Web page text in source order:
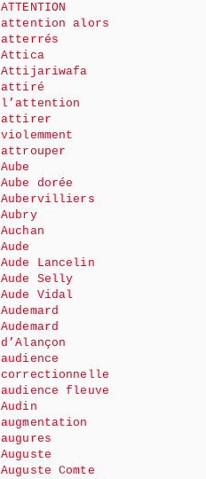
ATTENTION
attention alors
atterrés
Attica
Attijariwafa
attiré
l’attention
attirer
violemment
attrouper
Aube
Aube dorée
Aubervilliers
Aubry
Auchan
Aude
Aude Lancelin
Aude Selly
Aude Vidal
Audemard
Audemard
d’Alançon
audience
correctionnelle
audience fleuve
Audin
augmentation
augures
Auguste
Auguste Comte